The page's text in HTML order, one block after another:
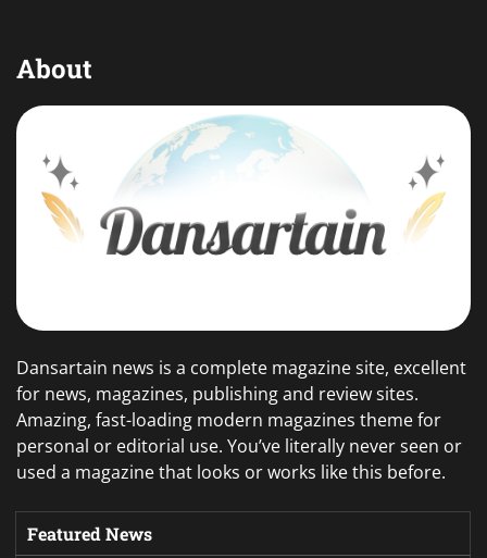
About
Dansartain news is a complete magazine site, excellent
for news, magazines, publishing and review sites.
Amazing, fast-loading modern magazines theme for
personal or editorial use. You’ve literally never seen or
used a magazine that looks or works like this before.
Featured News